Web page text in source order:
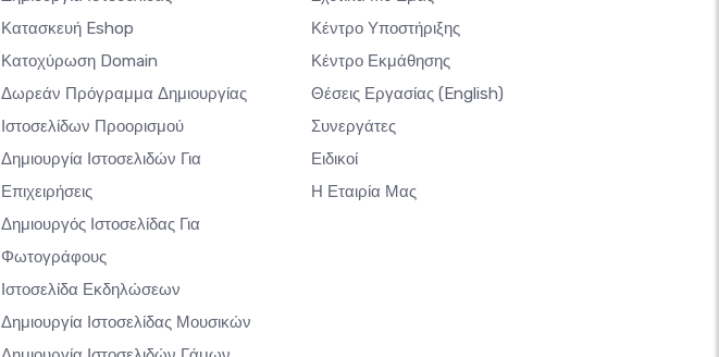
Κατασκευή Eshop
Κατοχύρωση Domain
Δωρεάν Πρόγραμμα Δημιουργίας
Ιστοσελίδων Προορισμού
Δημιουργία Ιστοσελιδών Για
Επιχειρήσεις
Δημιουργός Ιστοσελίδας Για
Φωτογράφους
Ιστοσελίδα Εκδηλώσεων
Δημιουργία Ιστοσελίδας Μουσικών
Κέντρο Υποστήριξης
Κέντρο Εκμάθησης
Θέσεις Εργασίας (English)
Συνεργάτες
Ειδικοί
Η Εταιρία Μας